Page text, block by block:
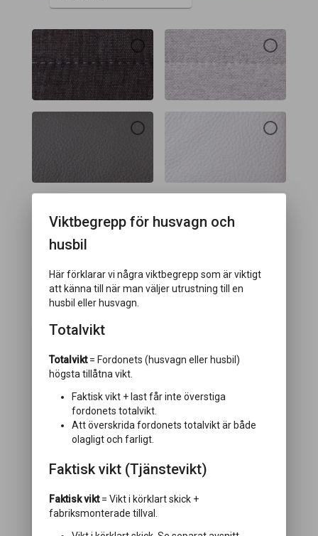
Välj paket
Designpaket
Vikt:28 kg
Desigpaket med Heki 2, Alufälg, Dörr med
Viktbegrepp för husvagn och
husbil
Här förklarar vi några viktbegrepp som är viktigt
att känna till när man väljer utrustning till en
husbil eller husvagn.
Totalvikt
Totalvikt= Fordonets (husvagn eller husbil)
högsta tillåtna vikt.
Faktisk vikt + last får inte överstiga
fordonets totalvikt.
Att överskrida fordonets totalvikt är både
olagligt och farligt.
Faktisk vikt (Tjänstevikt)
Faktisk vikt= Vikt i körklart skick +
fabriksmonterade tillval.